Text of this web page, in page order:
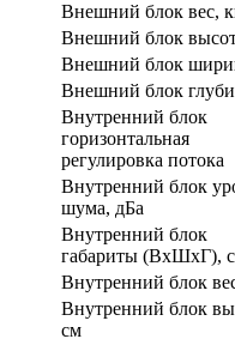
Внешний блок вес,
Внешний блок
Внешний блок
Внешний блок
Внутренний блок
горизонтальная
регулировка потока
Внутренний блок
шума, дБа
Внутренний блок
габариты (ВхШхГ),
Внутренний блок
Внутренний блок
см